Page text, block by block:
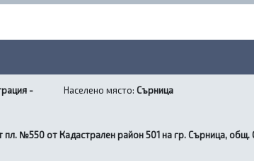
-
Населено място:Сърница
№550 от Кадастрален район 501 на гр. Сърница,